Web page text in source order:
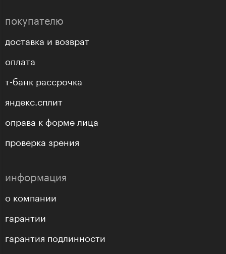
покупателю
доставка и возврат
оплата
т-банк рассрочка
яндекс.сплит
оправа к форме лица
проверка зрения
информация
о компании
гарантии
гарантия подлинности